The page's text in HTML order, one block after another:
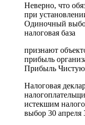
Неверно, что
при
Одиночный
налоговая база
признают
прибыль
Прибыль
Налоговая
истекшим
выбор 30 апреля